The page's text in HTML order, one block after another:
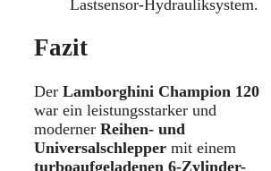
Lastsensor-Hydrauliksystem.
Fazit
Der Lamborghini Champion 120
war ein leistungsstarker und
moderner Reihen- und
Universalschlepper mit einem
turboaufgeladenen 6-Zylinder-